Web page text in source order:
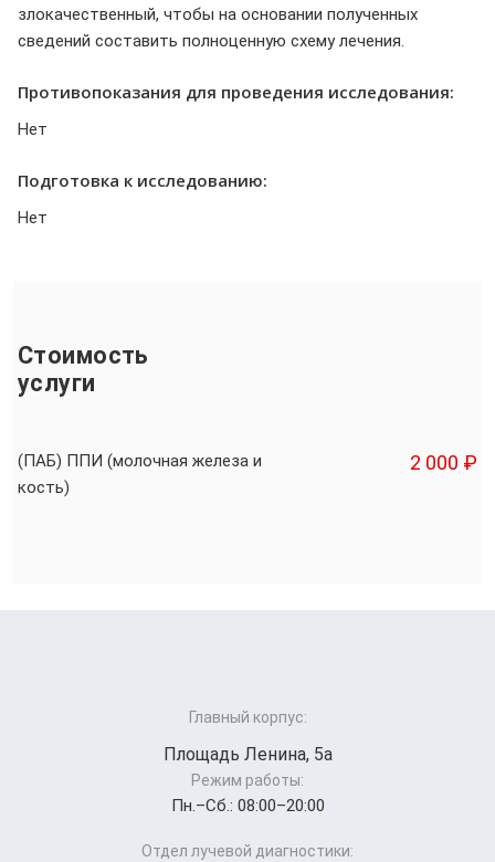
злокачественный, чтобы на основании полученных
сведений составить полноценную схему лечения.
Противопоказания для проведения исследования:
Нет
Подготовка к исследованию:
Нет
Стоимость
услуги
(ПАБ) ППИ (молочная железа и
кость)
2 000 ₽
Главный корпус:
Площадь Ленина, 5а
Режим работы:
Пн.–Cб.: 08:00–20:00
Отдел лучевой диагностики: